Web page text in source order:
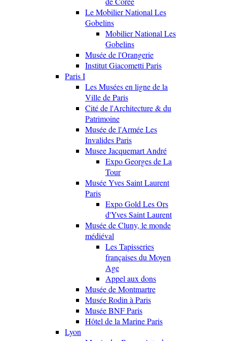
Le Mobilier National Les
Gobelins
Mobilier National Les
Gobelins
Musée de l'Orangerie
Institut Giacometti Paris
Paris I
Les Musées en ligne de la
Ville de Paris
Cité de l'Architecture & du
Patrimoine
Musée de l'Armée Les
Invalides Paris
Musee Jacquemart André
Expo Georges de La
Tour
Musée Yves Saint Laurent
Paris
Expo Gold Les Ors
d'Yves Saint Laurent
Musée de Cluny, le monde
médiéval
Les Tapisseries
françaises du Moyen
Age
Appel aux dons
Musée de Montmartre
Musée Rodin à Paris
Musée BNF Paris
Hôtel de la Marine Paris
Lyon